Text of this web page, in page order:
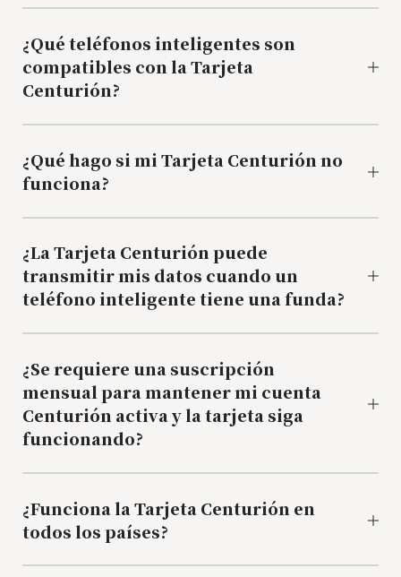
¿Qué teléfonos inteligentes son
compatibles con la Tarjeta
Centurión?
¿Qué hago si mi Tarjeta Centurión no
funciona?
¿La Tarjeta Centurión puede
transmitir mis datos cuando un
teléfono inteligente tiene una funda?
¿Se requiere una suscripción
mensual para mantener mi cuenta
Centurión activa y la tarjeta siga
funcionando?
¿Funciona la Tarjeta Centurión en
todos los países?